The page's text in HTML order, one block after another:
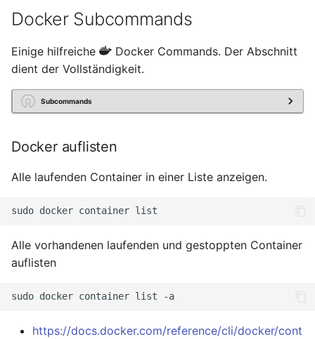
Docker Subcommands
Einige hilfreiche
Docker Commands. Der Abschnitt
dient der Vollständigkeit.
Subcommands
Docker auflisten
Alle laufenden Container in einer Liste anzeigen.
sudo docker container
Alle vorhandenen laufenden und gestoppten Container
auflisten
sudo docker container list
https://docs.docker.com/reference/cli/docker/cont